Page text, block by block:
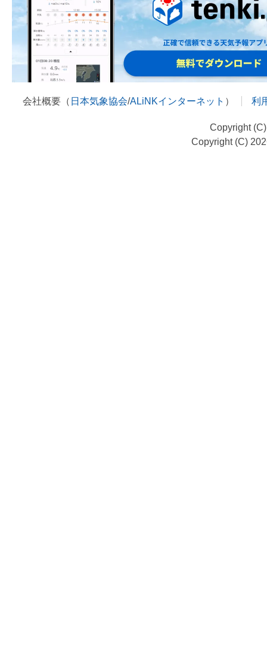
会社概要（ 日本気象協会/ALiNKインターネット ） 利
Copyright
Copyright (C)